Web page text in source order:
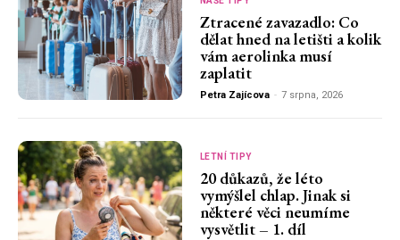
Ztracené zavazadlo: Co
dělat hned na letišti a kolik
vám aerolinka musí
zaplatit
Petra Zajícova - 7 srpna, 2026
LETNÍ TIPY
20 důkazů, že léto
vymýšlel chlap. Jinak si
některé věci neumíme
vysvětlit – 1. díl